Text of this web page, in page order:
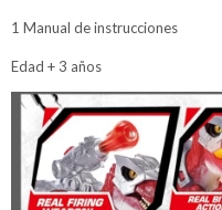
1 Manual de instrucciones
Edad + 3 años